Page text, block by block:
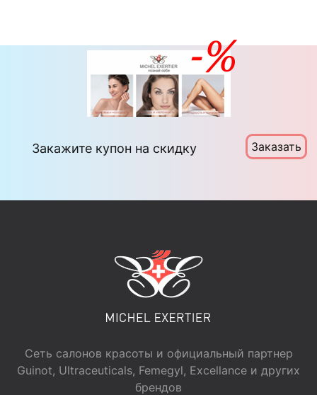
Закажите купон на скидку Заказать
Сеть салонов красоты и официальный партнер
Guinot, Ultraceuticals, Femegyl, Excellance и других
брендов